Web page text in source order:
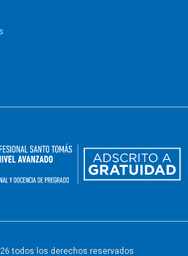
todos los derechos reservados